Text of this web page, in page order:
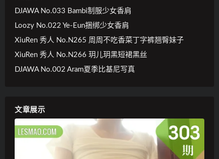
DJAWA No.033 Bambi制服少女香肩
Loozy No.022 Ye-Eun捆绑少女香肩
XiuRen 秀人 No.N265 周周不吃香菜丁字裤翘臀妹子
XiuRen 秀人 No.N266 玥儿玥黑短裙黑丝
DJAWA No.002 Aram夏季比基尼写真
文章展示